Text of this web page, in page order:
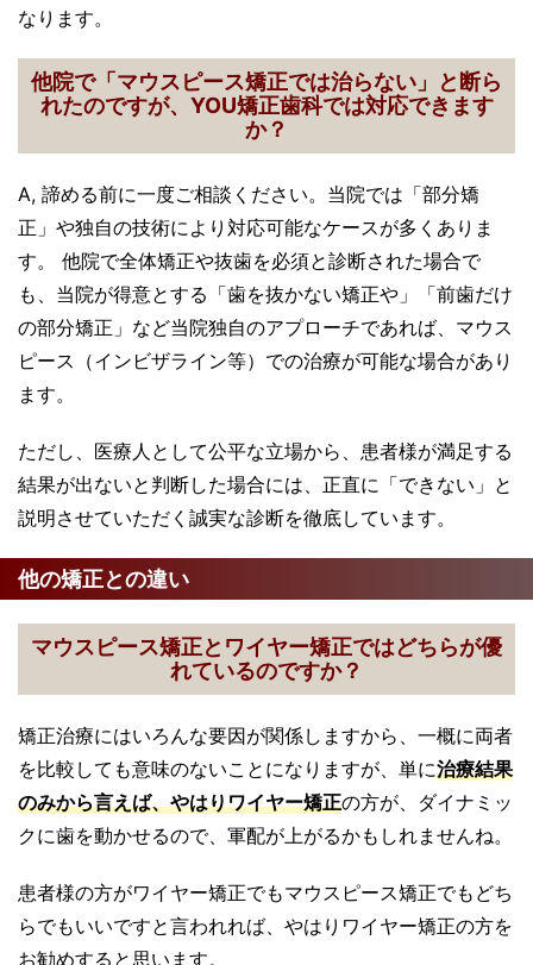
なります。
他院で「マウスピース矯正では治らない」と断ら
れたのですが、YOU矯正歯科では対応できます
か？
A, 諦める前に一度ご相談ください。当院では「部分矯
正」や独自の技術により対応可能なケースが多くありま
す。 他院で全体矯正や抜歯を必須と診断された場合で
も、当院が得意とする「歯を抜かない矯正や」「前歯だけ
の部分矯正」など当院独自のアプローチであれば、マウス
ピース（インビザライン等）での治療が可能な場合があり
ます。
ただし、医療人として公平な立場から、患者様が満足する
結果が出ないと判断した場合には、正直に「できない」と
説明させていただく誠実な診断を徹底しています。
他の矯正との違い
マウスピース矯正とワイヤー矯正ではどちらが優
れているのですか？
矯正治療にはいろんな要因が関係しますから、一概に両者
を比較しても意味のないことになりますが、単に治療結果
のみから言えば、やはりワイヤー矯正の方が、ダイナミッ
クに歯を動かせるので、軍配が上がるかもしれませんね。
患者様の方がワイヤー矯正でもマウスピース矯正でもどち
らでもいいですと言われれば、やはりワイヤー矯正の方を
お勧めすると思います。